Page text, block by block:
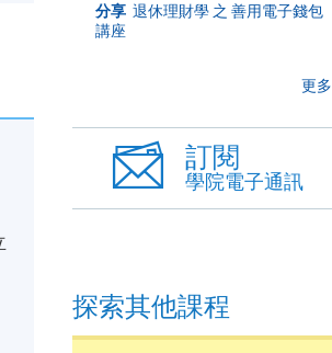
分享 退休理財學 之 善用電子錢包
講座
更多
訂閱
學院電子通訊
探索其他課程